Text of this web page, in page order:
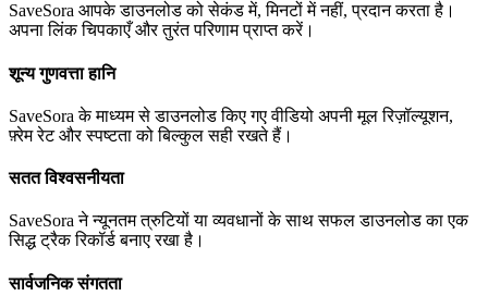
SaveSora आपके डाउनलोड को सेकंड में, मिनटों में नहीं, प्रदान करता है।
अपना लिंक चिपकाएँ और तुरंत परिणाम प्राप्त करें।
शून्य गुणवत्ता हानि
SaveSora के माध्यम से डाउनलोड किए गए वीडियो अपनी मूल रिज़ॉल्यूशन,
फ़्रेम रेट और स्पष्टता को बिल्कुल सही रखते हैं।
सतत विश्वसनीयता
SaveSora ने न्यूनतम त्रुटियों या व्यवधानों के साथ सफल डाउनलोड का एक
सिद्ध ट्रैक रिकॉर्ड बनाए रखा है।
सार्वजनिक संगतता